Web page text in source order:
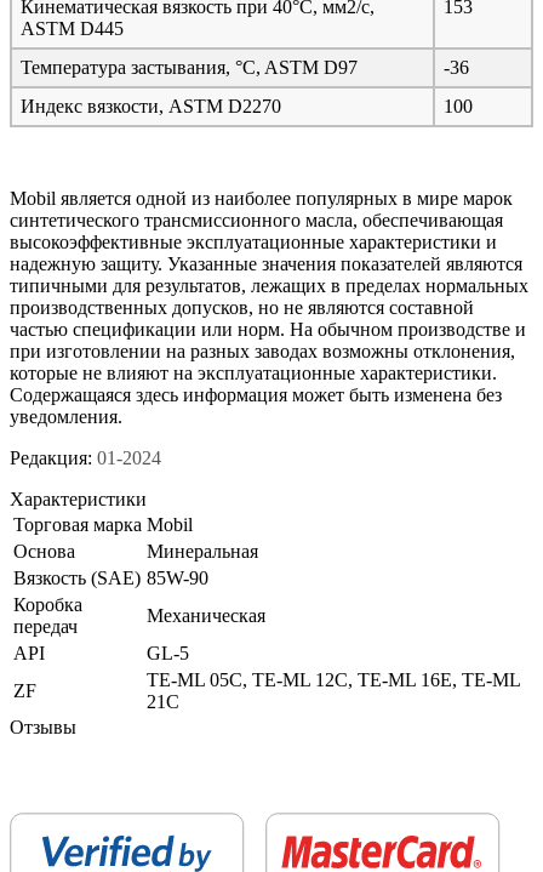
Кинематическая вязкость при 40°C, мм2/с,
ASTM D445
153
Температура застывания, °C, ASTM D97
-36
Индекс вязкости, ASTM D2270
100
Mobil является одной из наиболее популярных в мире марок
синтетического трансмиссионного масла, обеспечивающая
высокоэффективные эксплуатационные характеристики и
надежную защиту. Указанные значения показателей являются
типичными для результатов, лежащих в пределах нормальных
производственных допусков, но не являются составной
частью спецификации или норм. На обычном производстве и
при изготовлении на разных заводах возможны отклонения,
которые не влияют на эксплуатационные характеристики.
Содержащаяся здесь информация может быть изменена без
уведомления.
Редакция: 01-2024
Характеристики
Торговая марка Mobil
Основа
Минеральная
Вязкость (SAE) 85W-90
Коробка
передач
Механическая
API
GL-5
ZF
TE-ML 05C, TE-ML 12C, TE-ML 16E, TE-ML
21C
Отзывы